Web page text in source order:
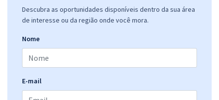
Descubra as oportunidades disponíveis dentro da sua área
de interesse ou da região onde você mora.
Nome
E-mail